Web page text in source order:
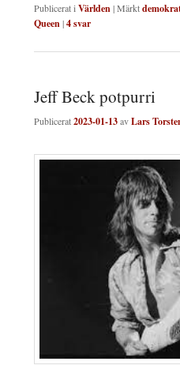
Publicerat i Världen|Märkt
Queen|4svar
Jeff Beck potpurri
Publicerat2023-01-13avLars